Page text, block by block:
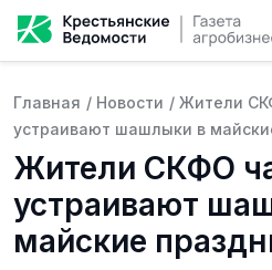
Главная / Новости / Жители
устраивают шашлыки в
Жители СКФО
устраивают
майские